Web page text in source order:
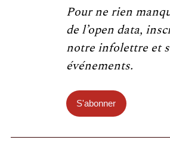
Pour ne rien
de l’open data,
notre infolettre et
événements.
S'abonner